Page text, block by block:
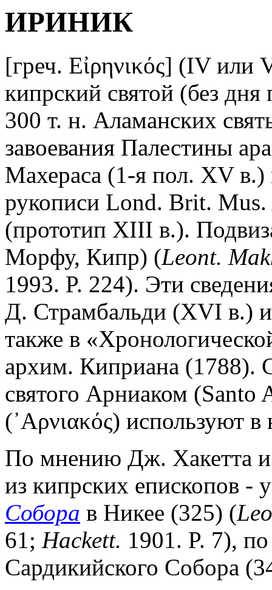
ИРИНИК
[греч. Εἰρηνικός] (IV или
кипрский святой (без
300 т. н. Аламанских
завоевания Палестины
Махераса (1-я пол. XV в.)
рукописи Lond. Brit.
(прототип XIII в.).
Морфу, Кипр) (Leont.
1993. P. 224). Эти
Д. Страмбальди (XVI в.)
также в
архим. Киприана (1788).
святого Арниаком
(᾿Αρνιακός) используют
По мнению Дж. Хакетта
из кипрских епископов -
Собора в Никее (325) (
61; Hackett. 1901. P. 7),
Сардикийского Собора